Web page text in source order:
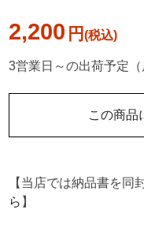
2,200 円
3営業日～の出荷予定（
この商品
【当店では納品書を同
ら 】